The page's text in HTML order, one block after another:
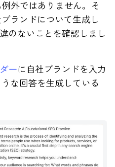
外ではありません。そ
ランドについて生成し
のないことを確認しまし
ーに自社ブランドを入力
な回答を生成している